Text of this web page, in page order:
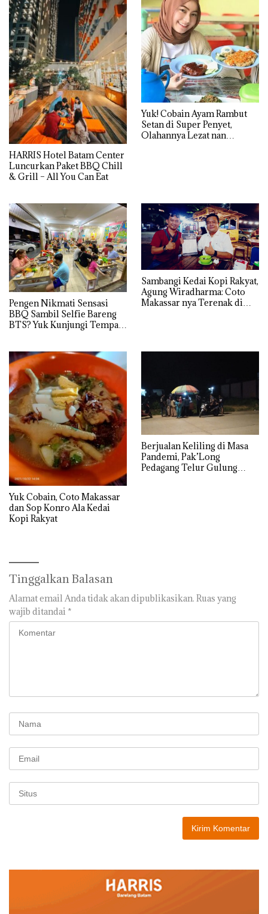
HARRIS Hotel Batam Center
Luncurkan Paket BBQ Chill
& Grill – All You Can Eat
Yuk! Cobain Ayam Rambut
Setan di Super Penyet,
Olahannya Lezat nan
Pengen Nikmati Sensasi
BBQ Sambil Selfie Bareng
BTS? Yuk Kunjungi Tempat
Sambangi Kedai Kopi Rakyat,
Agung Wiradharma: Coto
Makassar nya Terenak di
Yuk Cobain, Coto Makassar
dan Sop Konro Ala Kedai
Kopi Rakyat
Berjualan Keliling di Masa
Pandemi, Pak’Long
Pedagang Telur Gulung
Tinggalkan Balasan
Alamat email Anda tidak akan dipublikasikan. Ruas yang
wajib ditandai *